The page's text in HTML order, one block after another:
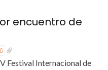
encuentro de
Festival Internacional de